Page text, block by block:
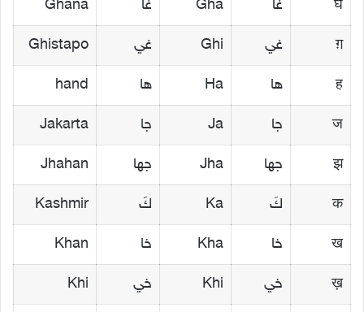
घ غا Gha غا Ghana
ग़ غي Ghi غي Ghistapo
ह ها Ha ها hand
ज جا Ja جا Jakarta
झ جها Jha جها Jhahan
क كَ Ka كَ Kashmir
ख خا Kha خا Khan
ख़ خي Khi خي Khi